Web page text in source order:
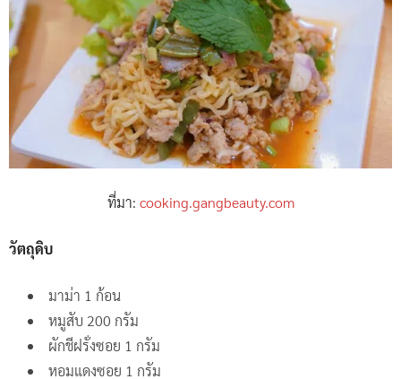
ที่มา: cooking.gangbeauty.com
วัตถุดิบ
มาม่า 1 ก้อน
หมูสับ 200 กรัม
ผักชีฝรั่งซอย 1 กรัม
หอมแดงซอย 1 กรัม